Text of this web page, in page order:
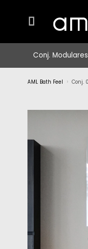
Conj. Modulares
AML Bath Feel Conj.